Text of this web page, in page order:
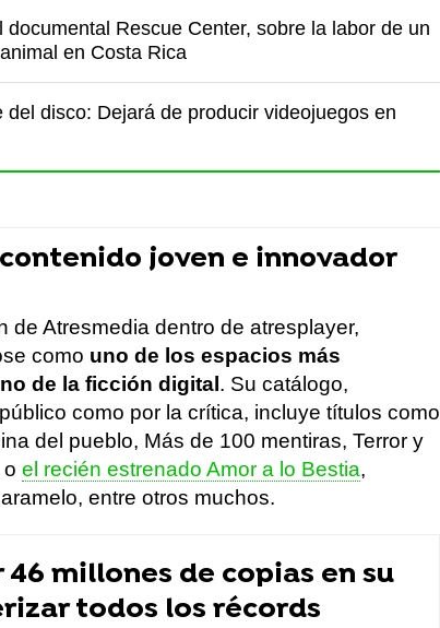
Rescue Center, sobre la labor de un
en Costa Rica
disco: Dejará de producir videojuegos en
joven e innovador
de Atresmedia dentro de atresplayer,
como uno de los espacios más
de la ficción digital . Su catálogo,
como por la crítica, incluye títulos como
del pueblo, Más de 100 mentiras, Terror y
el recién estrenado Amor a lo Bestia,
entre otros muchos.
46 millones de copias en su
todos los récords